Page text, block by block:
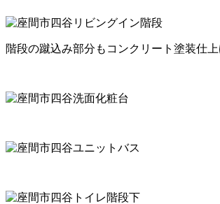
階段の蹴込み部分もコンクリート塗装仕上